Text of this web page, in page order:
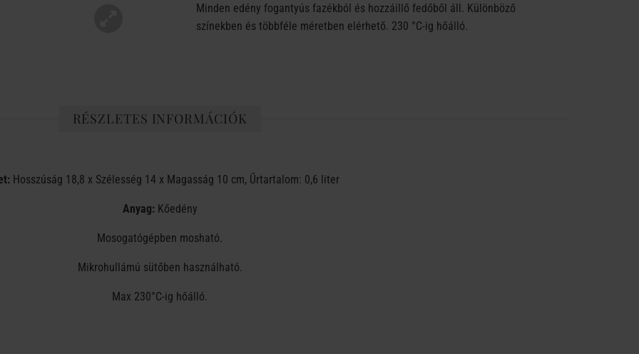
Minden edény fogantyús fazékból és hozzáillő fedőből áll. Különböző
színekben és többféle méretben elérhető. 230 °C-ig hőálló.
RÉSZLETES INFORMÁCIÓK
Hosszúság 18,8 x Szélesség 14 x Magasság 10 cm, Űrtartalom: 0,6 liter
Anyag:Kőedény
Mosogatógépben mosható.
Mikrohullámú sütőben használható.
Max 230°C-ig hőálló.